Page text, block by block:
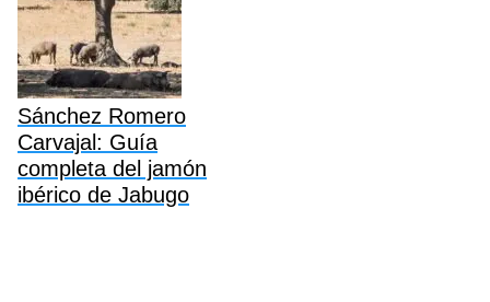
Sánchez Romero
Carvajal: Guía
completa del jamón
ibérico de Jabugo